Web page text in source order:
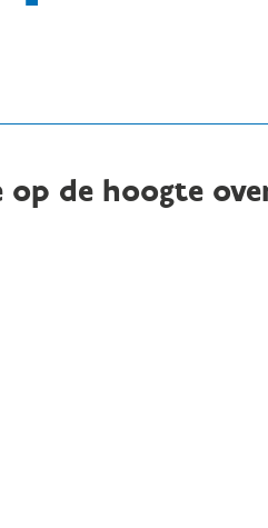
de hoogte